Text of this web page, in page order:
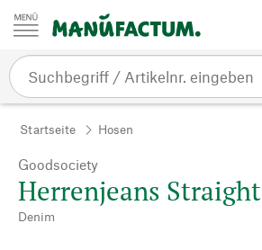
Zum Inhalt springen
Startseite Hosen
Goodsociety
Herrenjeans Straight
Denim